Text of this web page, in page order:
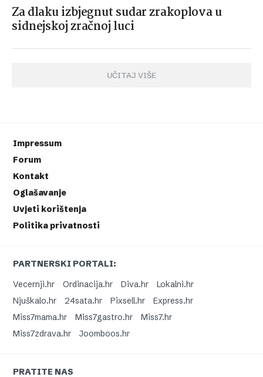
Za dlaku izbjegnut sudar zrakoplova u
sidnejskoj zračnoj luci
UČITAJ VIŠE
Impressum
Forum
Kontakt
Oglašavanje
Uvjeti korištenja
Politika privatnosti
PARTNERSKI PORTALI:
Vecernji.hr
Ordinacija.hr Diva.hr
Lokalni.hr
Njuškalo.hr
24sata.hr Pixsell.hr
Express.hr
Miss7mama.hr
Miss7gastro.hr
Miss7.hr
Miss7zdrava.hr
Joomboos.hr
PRATITE NAS